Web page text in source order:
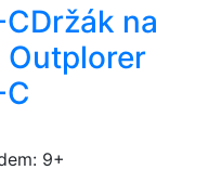
Držák na
Outplorer
9+